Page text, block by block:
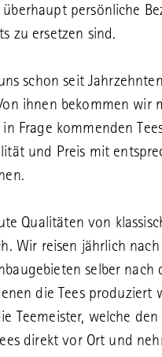
persönliche
zu ersetzen sind.
schon seit
ihnen bekommen wir
Frage kommenden
und Preis mit
Qualitäten von
Wir reisen jährlich nach
selber nach
die Tees produziert
Teemeister, welche den
direkt vor Ort und